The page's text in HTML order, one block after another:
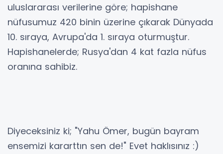
uluslararası verilerine göre; hapishane
nüfusumuz 420 binin üzerine çıkarak Dünyada
10. sıraya, Avrupa'da 1. sıraya oturmuştur.
Hapishanelerde; Rusya'dan 4 kat fazla nüfus
oranına sahibiz.
Diyeceksiniz ki; "Yahu Ömer, bugün bayram
ensemizi kararttın sen de!" Evet haklısınız :)